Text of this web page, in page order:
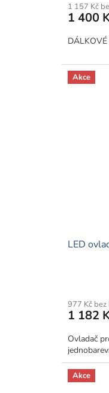
1 157 Kč
1 400
Akce
LED
977 Kč bez
1 182
Ovladač
Akce